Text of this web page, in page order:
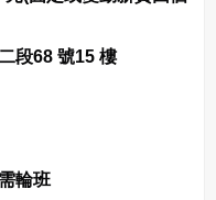
段68 號15 樓
輪班